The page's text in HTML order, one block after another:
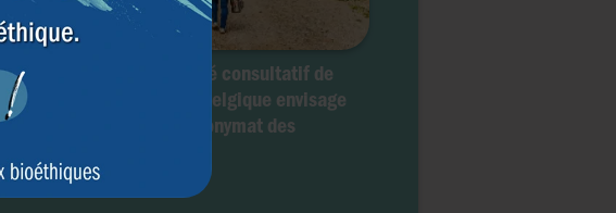
PMA : Le Comité consultatif de
Bioéthique de Belgique envisage
la levée de l’anonymat des